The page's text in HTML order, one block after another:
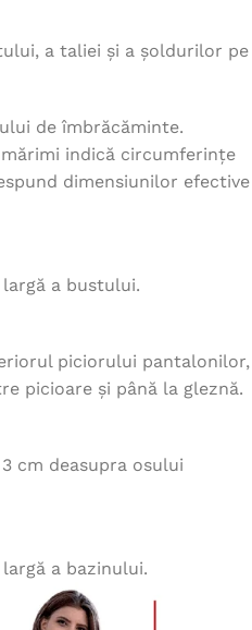
a taliei și a șoldurilor pe
de îmbrăcăminte.
indică circumferințe
dimensiunilor efective
a bustului.
piciorului pantalonilor,
picioare și până la gleznă.
cm deasupra osului
a bazinului.